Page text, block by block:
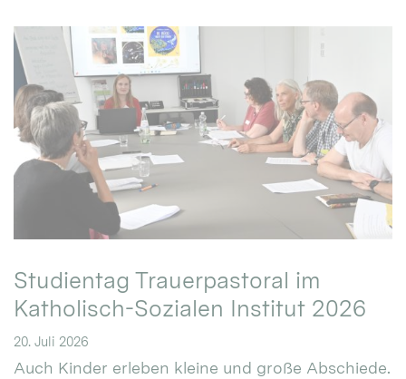
Studientag Trauerpastoral im
Katholisch-Sozialen Institut 2026
20. Juli 2026
Auch Kinder erleben kleine und große Abschiede.